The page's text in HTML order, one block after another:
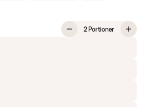
2 Portioner, Fudge